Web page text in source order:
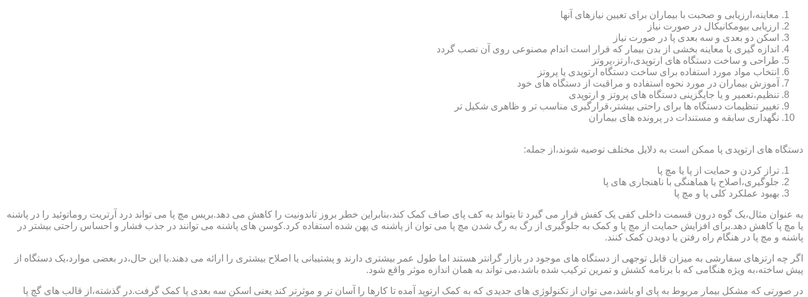
معاینه،ارزیابی و صحبت با بیماران برای تعیین نیازهای آنها
ارزیابی بیومکانیکال در صورت نیاز
اسکن دو بعدی و سه بعدی پا در صورت نیاز
اندازه گیری یا معاینه بخشی از بدن بیمار که قرار است اندام مصنوعی روی آن نصب گردد
طراحی و ساخت دستگاه های ارتوپدی،ارتز،پروتز
انتخاب مواد مورد استفاده برای ساخت دستگاه ارتوپدی یا پروتز
آموزش بیماران در مورد نحوه استفاده و مراقبت از دستگاه های خود
تنظیم،تعمیر و یا جایگزینی دستگاه های پروتز و ارتوپدی
تغییر تنظیمات دستگاه ها برای راحتی بیشتر،قرارگیری مناسب تر و ظاهری شکیل تر
نگهداری سابقه و مستندات در پرونده های بیماران
دستگاه های ارتوپدی پا ممکن است به دلایل مختلف توصیه شوند،از جمله:
تراز کردن و حمایت از پا یا مچ پا
جلوگیری،اصلاح یا هماهنگی با ناهنجاری های پا
بهبود عملکرد کلی پا و مچ پا
به عنوان مثال،یک گوه درون قسمت داخلی کفی یک کفش قرار می گیرد تا بتواند به کف پای صاف کمک کند،بنابراین خطر بروز تاندونیت را کاهش می دهد.بریس مچ پا می تواند درد آرتریت روماتوئید را در پاشنه
یا مچ پا کاهش دهد.برای افزایش حمایت از مچ پا و کمک به جلوگیری از رگ به رگ شدن مچ پا می توان از پاشنه ی پهن شده استفاده کرد.کوسن های پاشنه می توانند در جذب فشار و احساس راحتی بیشتر در
پاشنه و مچ پا در هنگام راه رفتن یا دویدن کمک کنند.
اگر چه ارتزهای سفارشی به میزان قابل توجهی از دستگاه های موجود در بازار گرانتر هستند اما طول عمر بیشتری دارند و پشتیبانی یا اصلاح بیشتری را ارائه می دهند.با این حال،در بعضی موارد،یک دستگاه از
پیش ساخته،به ویژه هنگامی که با برنامه کشش و تمرین ترکیب شده باشد،می تواند به همان اندازه موثر واقع شود.
در صورتی که مشکل بیمار مربوط به پای او باشد،می توان از تکنولوژی های جدیدی که به کمک ارتوپد آمده تا کارها را آسان تر و موثرتر کند یعنی اسکن سه بعدی پا کمک گرفت.در گذشته،از قالب های گچ پا